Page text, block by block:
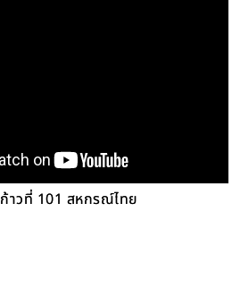
ก้าวที่ 101 สหกรณ์ไทย